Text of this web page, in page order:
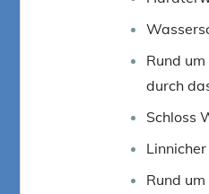
Rund
durch
Schloss
Rund